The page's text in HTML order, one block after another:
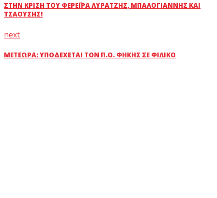
ΣΤΗΝ ΚΡΊΣΗ ΤΟΥ ΦΕΡΈΙΡΑ ΛΎΡΑΤΖΗΣ, ΜΠΑΛΟΓΙΆΝΝΗΣ ΚΑΙ
ΤΣΑΟΎΣΗΣ!
next
ΜΕΤΈΩΡΑ: ΥΠΟΔΈΧΕΤΑΙ ΤΟΝ Π.Ο. ΦΉΚΗΣ ΣΕ ΦΙΛΙΚΌ